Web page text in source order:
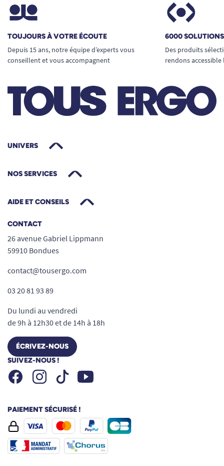
TOUJOURS À VOTRE ÉCOUTE
Depuis 15 ans, notre équipe d’experts vous
conseillent et vous accompagnent
6000
Des produits
rendons
UNIVERS
NOS SERVICES
AIDE ET CONSEILS
CONTACT
26 avenue Gabriel Lippmann
59910 Bondues
contact@tousergo.com
03 20 81 93 89
Du lundi au vendredi
de 9h à 12h30 et de 14h à 18h
ÉCRIVEZ-NOUS
SUIVEZ-NOUS !
FacebookInstagramTiktok Youtube
PAIEMENT SÉCURISÉ !